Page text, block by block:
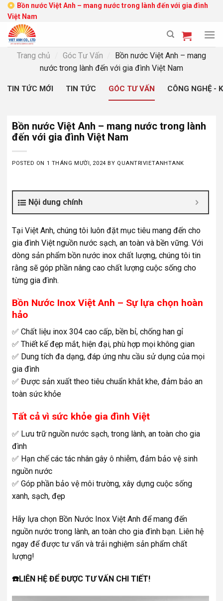
Skip
content
Bồn nước Việt Anh – mang nước trong lành đến với gia đình
Việt Nam
Trang chủ Góc Tư Vấn
Bồn nước Việt Anh – mang
nước trong lành đến với gia đình Việt Nam
TIN TỨC MỚI TIN TỨC GÓC TƯ VẤN CÔNG NGHỆ -
Bồn nước Việt Anh – mang nước trong lành
đến với gia đình Việt Nam
POSTED ON 1 THÁNG MƯỜI, 2024 BY QUANTRIVIETANHTANK
Nội dung chính
Tại Việt Anh, chúng tôi luôn đặt mục tiêu mang đến cho
gia đình Việt nguồn nước sạch, an toàn và bền vững. Với
dòng sản phẩm bồn nước inox chất lượng, chúng tôi tin
rằng sẽ góp phần nâng cao chất lượng cuộc sống cho
từng gia đình.
Bồn Nước Inox Việt Anh – Sự lựa chọn hoàn
hảo
✅ Chất liệu inox 304 cao cấp, bền bỉ, chống han gỉ
✅ Thiết kế đẹp mắt, hiện đại, phù hợp mọi không gian
✅ Dung tích đa dạng, đáp ứng nhu cầu sử dụng của mọi
gia đình
✅ Được sản xuất theo tiêu chuẩn khắt khe, đảm bảo an
toàn sức khỏe
Tất cả vì sức khỏe gia đình Việt
✅ Lưu trữ nguồn nước sạch, trong lành, an toàn cho gia
đình
✅ Hạn chế các tác nhân gây ô nhiễm, đảm bảo vệ sinh
nguồn nước
✅ Góp phần bảo vệ môi trường, xây dựng cuộc sống
xanh, sạch, đẹp
Hãy lựa chọn Bồn Nước Inox Việt Anh để mang đến
nguồn nước trong lành, an toàn cho gia đình bạn. Liên hệ
ngay để được tư vấn và trải nghiệm sản phẩm chất
lượng!
☎️LIÊN HỆ ĐỂ ĐƯỢC TƯ VẤN CHI TIẾT!